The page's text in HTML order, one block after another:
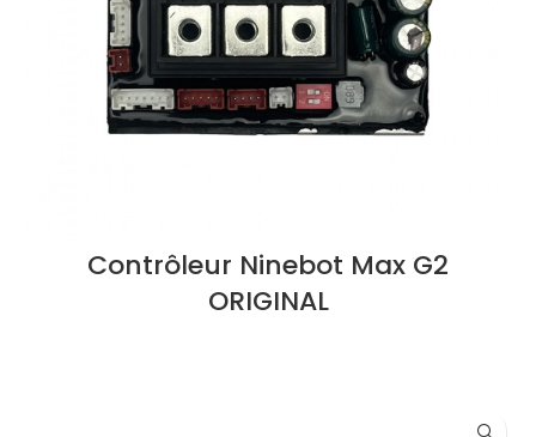
Contrôleur Ninebot Max G2
ORIGINAL